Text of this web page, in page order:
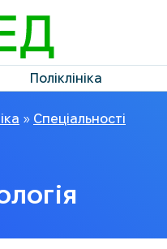
Поліклініка
» Спеціальності